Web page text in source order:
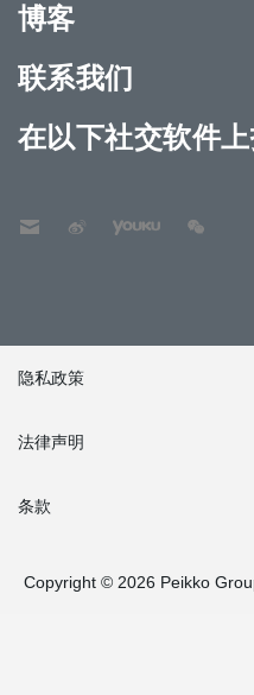
博客
联系我们
在以下社交软件
隐私政策
法律声明
条款
Copyright © 2026 Peikko